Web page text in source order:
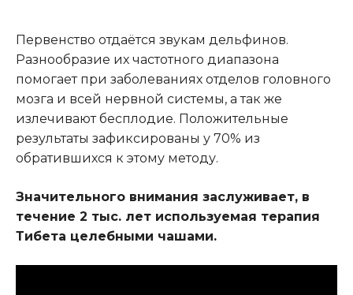
Первенство отдаётся звукам дельфинов.
Разнообразие их частотного диапазона
помогает при заболеваниях отделов головного
мозга и всей нервной системы, а так же
излечивают бесплодие. Положительные
результаты зафиксированы у 70% из
обратившихся к этому методу.
Значительного внимания заслуживает, в
течение 2 тыс. лет используемая терапия
Тибета целебными чашами.